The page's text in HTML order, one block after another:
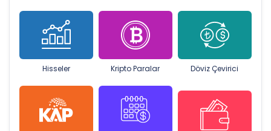
Hisseler Kripto Paralar Döviz Çevirici